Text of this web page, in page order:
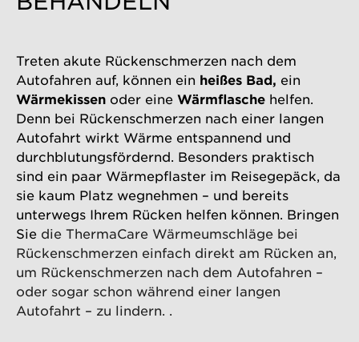
Treten akute Rückenschmerzen nach dem
Autofahren auf, können ein heißes Bad, ein
Wärmekissen oder eine Wärmflasche helfen.
Denn bei Rückenschmerzen nach einer langen
Autofahrt wirkt Wärme entspannend und
durchblutungsfördernd. Besonders praktisch
sind ein paar Wärmepflaster im Reisegepäck, da
sie kaum Platz wegnehmen – und bereits
unterwegs Ihrem Rücken helfen können. Bringen
Sie die ThermaCare​​ Wärmeumschläge bei
Rückenschmerzen einfach direkt am Rücken an,
um Rückenschmerzen nach dem Autofahren –
oder sogar schon während einer langen
Autofahrt – zu lindern.